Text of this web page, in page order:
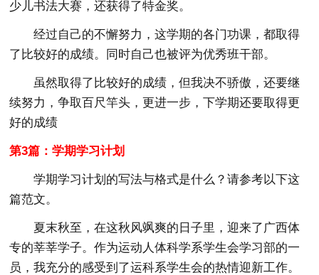
少儿书法大赛，还获得了特金奖。
经过自己的不懈努力，这学期的各门功课，都取得
了比较好的成绩。同时自己也被评为优秀班干部。
虽然取得了比较好的成绩，但我决不骄傲，还要继
续努力，争取百尺竿头，更进一步，下学期还要取得更
好的成绩
第3篇：学期学习计划
学期学习计划的写法与格式是什么？请参考以下这
篇范文。
夏末秋至，在这秋风飒爽的日子里，迎来了广西体
专的莘莘学子。作为运动人体科学系学生会学习部的一
员，我充分的感受到了运科系学生会的热情迎新工作。